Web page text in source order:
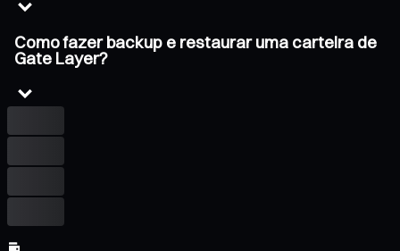
Como fazer backup e restaurar uma carteira de
Gate Layer?